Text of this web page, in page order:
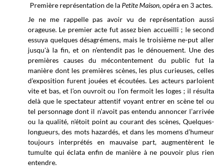
Première représentation de la Petite Maison, opéra en 3 actes.
Je ne me rappelle pas avoir vu de représentation aussi
orageuse. Le premier acte fut assez bien accueilli ; le second
essuya quelques désagrémens, mais le troisième ne-put aller
jusqu'à la fin, et on n’entendit pas le dénouement. Une des
premières causes du mécontentement du public fut la
manière dont les premières scènes, les plus curieuses, celles
d’exposition furent jouées et écoutées. Les acteurs parloient
vite et bas, et l’on ouvroit ou l’on fermoit les loges ; il résulta
delà que le spectateur attentif voyant entrer en scène tel ou
tel personnage dont il n’avoit pas entendu annoncer l’arrivée
ou la qualité, n'étoit point au courant des scènes, Quelques-
longueurs, des mots hazardés, et dans les momens d’humeur
toujours interprétés en mauvaise part, augmentèrent le
tumulte qui éclata enfin de manière à ne pouvoir plus rien
entendre.